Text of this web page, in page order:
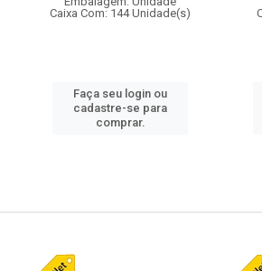
Caixa Com: 144 Unidade(s)
Faça seu login ou
cadastre-se para
comprar.